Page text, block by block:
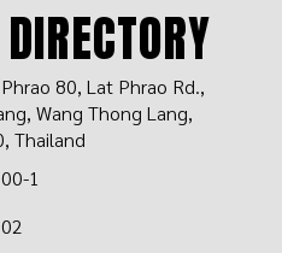
80, Lat Phrao Rd.,
Wang Thong Lang,
Thailand
1